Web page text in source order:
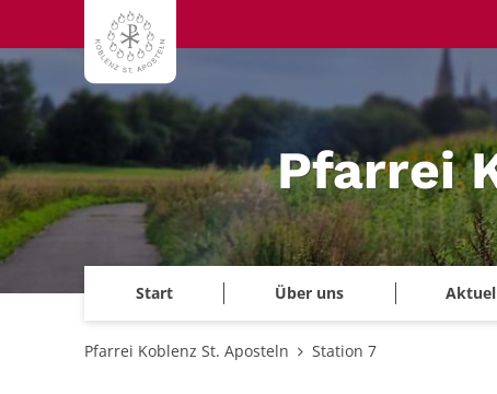
Zum Inhalt springen
Pfarrei
Start Über uns
Pfarrei Koblenz St. Aposteln Station 7